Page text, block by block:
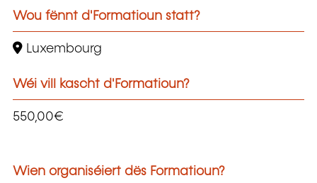
Wou fënnt d'Formatioun statt?
Luxembourg
Wéi vill kascht d'Formatioun?
550,00€
Wien organiséiert dës Formatioun?